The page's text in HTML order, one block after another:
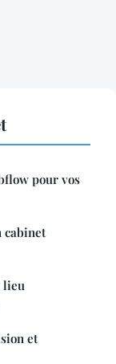
pour vos
cabinet
lieu
et